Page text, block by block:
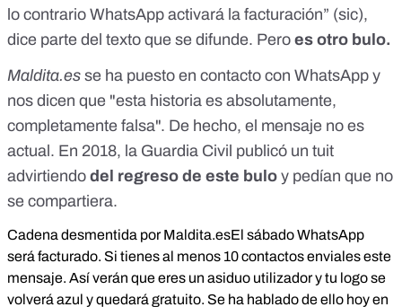
lo contrario WhatsApp activará la facturación” (sic),
dice parte del texto que se difunde. Pero es otro bulo.
Maldita.es se ha puesto en contacto con WhatsApp y
nos dicen que "esta historia es absolutamente,
completamente falsa". De hecho, el mensaje no es
actual. En 2018, la Guardia Civil publicó un tuit
advirtiendo del regreso de este bulo y pedían que no
se compartiera.
Cadena desmentida por Maldita.esEl sábado WhatsApp
será facturado. Si tienes al menos 10 contactos enviales este
mensaje. Así verán que eres un asiduo utilizador y tu logo se
volverá azul y quedará gratuito. Se ha hablado de ello hoy en